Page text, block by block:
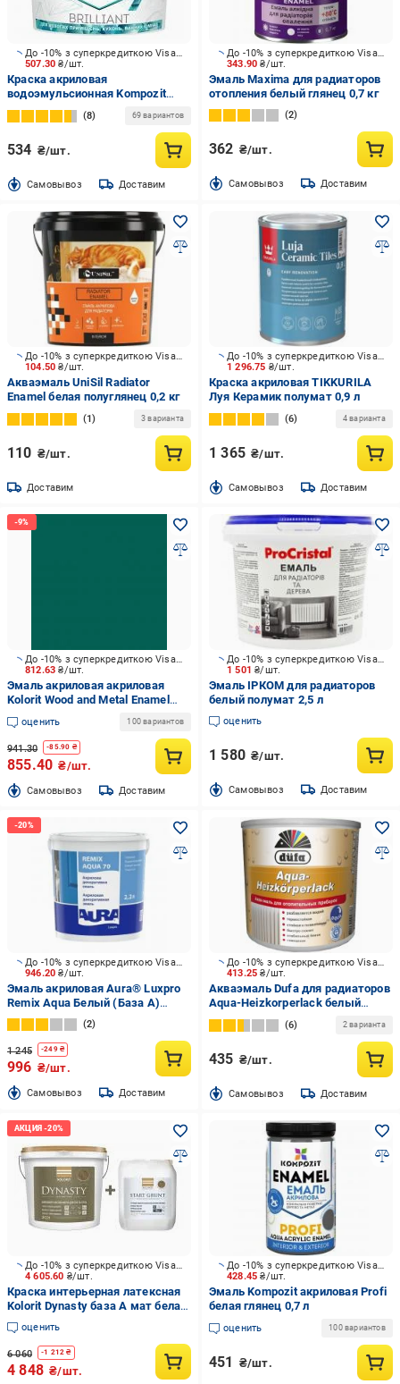
507.30₴/шт.
До -10% з суперкредиткою Visa Вигода
Краска акриловая
водоэмульсионная Kompozit
INTERIOR 9 шелковистый мат
белый 0,8 л
8 69 вариантов
534 ₴/шт.
Cамовывоз Доставим
343.90₴/шт.
До -10% з суперкредиткою Visa Вигода
Эмаль Maxima для радиаторов
отопления белый глянец 0,7 кг
2
362 ₴/шт.
Cамовывоз Доставим
104.50₴/шт.
До -10% з суперкредиткою Visa Вигода
Акваэмаль UniSil Radiator
Enamel белая полуглянец 0,2 кг
1 3 варианта
110 ₴/шт.
Доставим
1 296.75 ₴/шт.
До -10% з суперкредиткою Visa Вигода
Краска акриловая TIKKURILA
Луя Керамик полумат 0,9 л
6 4 варианта
1 365 ₴/шт.
Cамовывоз Доставим
812.63₴/шт.
До -10% з суперкредиткою Visa Вигода
Эмаль акриловая акриловая
Kolorit Wood and Metal Enamel
полумат TVT M371 0,9 л
оценить 100 вариантов
941.30 -85.90 ₴
855.40 ₴/шт.
Cамовывоз Доставим
1 501₴/шт.
До -10% з суперкредиткою Visa Вигода
Эмаль ІРКОМ для радиаторов
белый полумат 2,5 л
оценить
1 580 ₴/шт.
Cамовывоз Доставим
946.20₴/шт.
До -10% з суперкредиткою Visa Вигода
Эмаль акриловая Aura® Luxpro
Remix Aqua Белый (База А)
глянец 2,2 л
2
1 245 -249₴
996 ₴/шт.
Cамовывоз Доставим
413.25₴/шт.
До -10% з суперкредиткою Visa Вигода
Акваэмаль Dufa для радиаторов
Aqua-Heizkorperlack белый
глянец 0,75 л
6 2 варианта
435 ₴/шт.
Cамовывоз Доставим
4 605.60 ₴/шт.
До -10% з суперкредиткою Visa Вигода
Краска интерьерная латексная
Kolorit Dynasty база А мат белая
9л + Грунт Kolorit Start Grunt 5 л
оценить
6 060 -1 212 ₴
4 848 ₴/шт.
428.45₴/шт.
До -10% з суперкредиткою Visa Вигода
Эмаль Kompozit акриловая Profi
белая глянец 0,7 л
оценить 100 вариантов
451 ₴/шт.